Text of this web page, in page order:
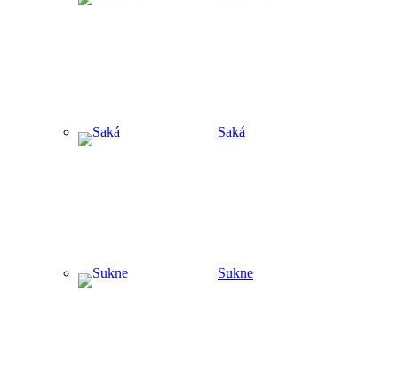
Saká
Sukne